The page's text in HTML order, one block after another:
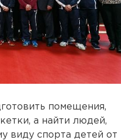
помещения,
а найти людей,
виду спорта детей от